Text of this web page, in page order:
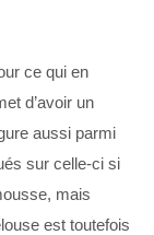
ce qui en
d’avoir un
aussi parmi
sur celle-ci si
mais
est toutefois